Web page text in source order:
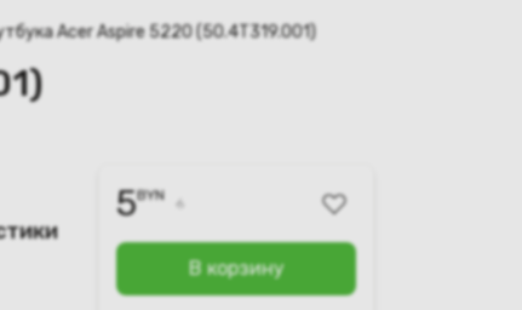
Acer Aspire 5220 (50.4T319.001)
5BYN 6
В корзину